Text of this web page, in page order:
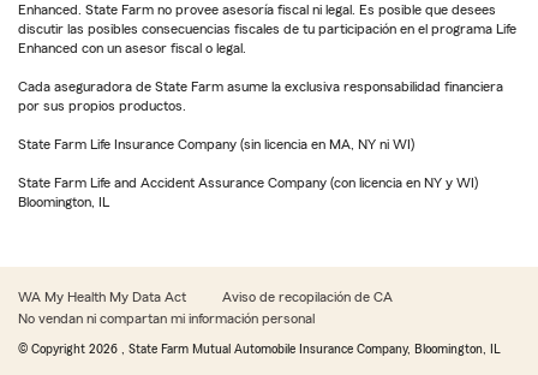
Enhanced. State Farm no provee asesoría fiscal ni legal. Es posible que desees
discutir las posibles consecuencias fiscales de tu participación en el programa Life
Enhanced con un asesor fiscal o legal.
Cada aseguradora de State Farm asume la exclusiva responsabilidad financiera
por sus propios productos.
State Farm Life Insurance Company (sin licencia en MA, NY ni WI)
State Farm Life and Accident Assurance Company (con licencia en NY y WI)
Bloomington, IL
WA My Health My Data Act
Aviso de recopilación de CA
No vendan ni compartan mi información personal
© Copyright 2026 , State Farm Mutual Automobile Insurance Company, Bloomington, IL